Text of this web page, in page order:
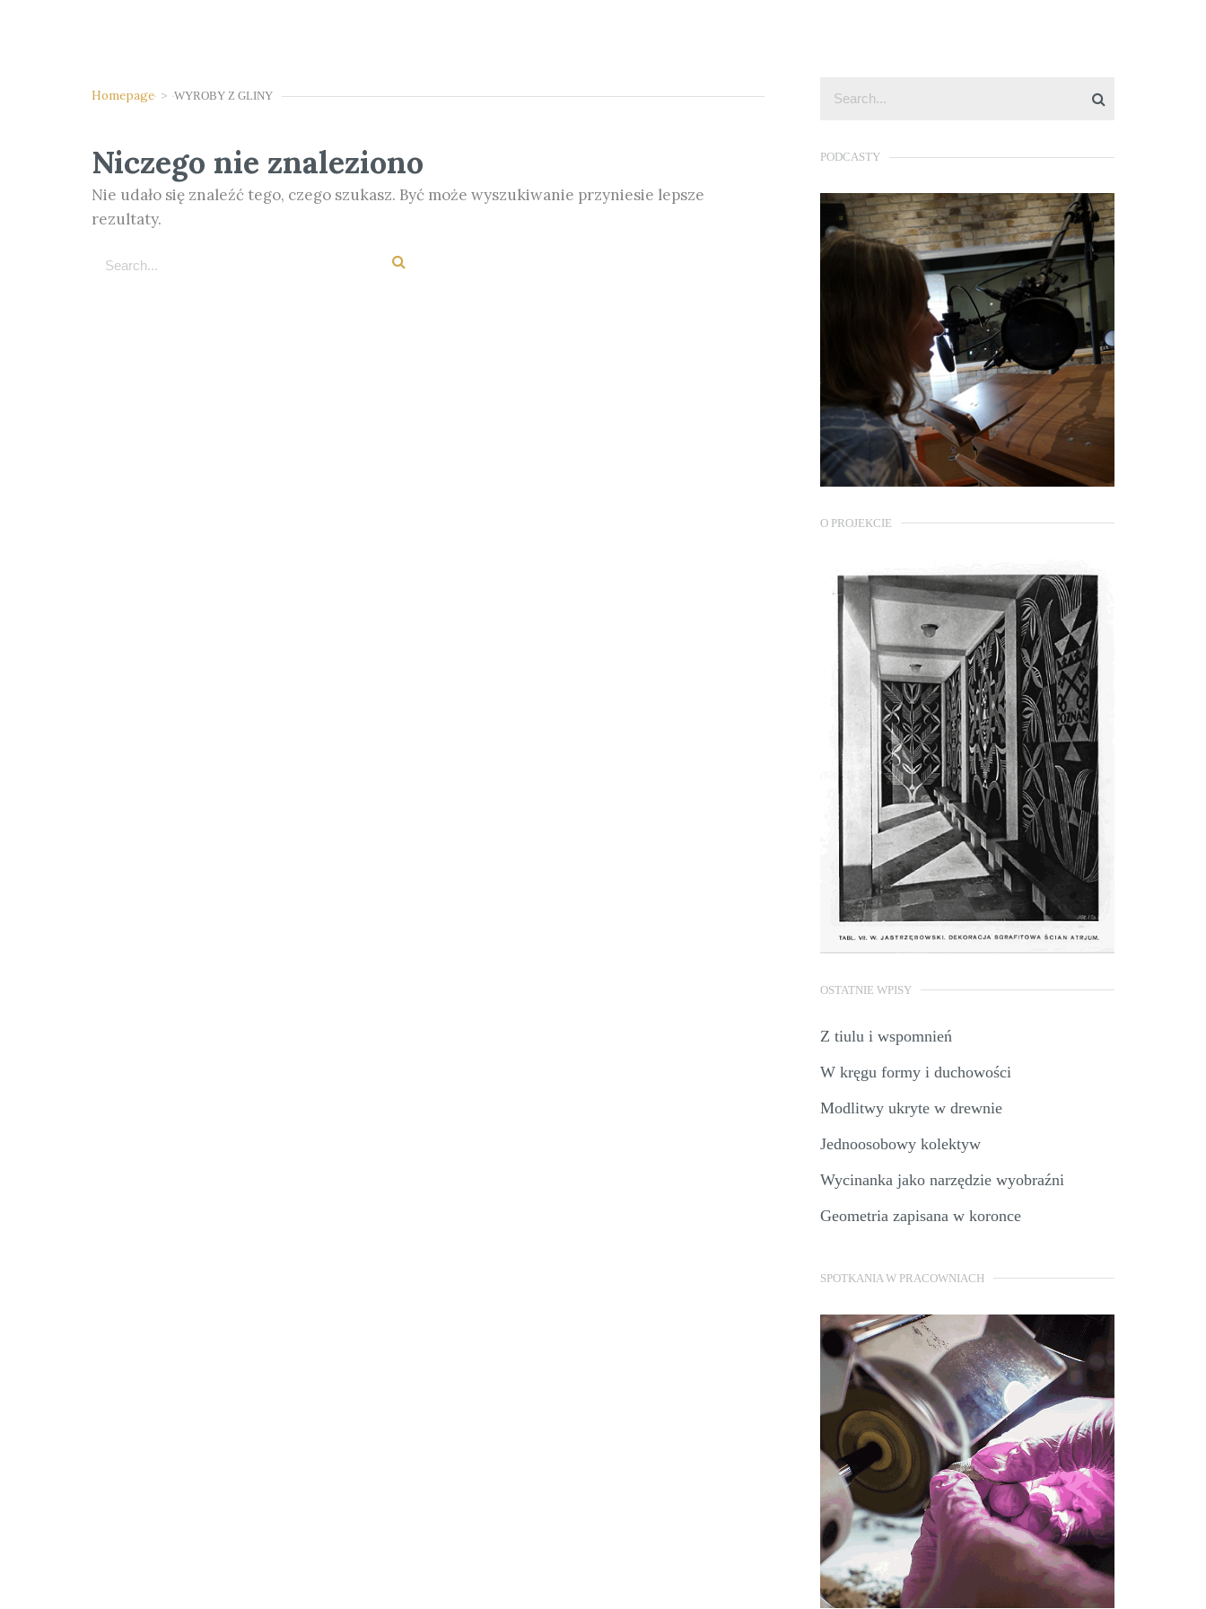
Homepage > WYROBY Z GLINY
Niczego nie znaleziono
Nie udało się znaleźć tego, czego szukasz. Być może wyszukiwanie przyniesie lepsze
rezultaty.
PODCASTY
O PROJEKCIE
OSTATNIE WPISY
Z tiulu i wspomnień
W kręgu formy i duchowości
Modlitwy ukryte w drewnie
Jednoosobowy kolektyw
Wycinanka jako narzędzie wyobraźni
Geometria zapisana w koronce
SPOTKANIA W PRACOWNIACH